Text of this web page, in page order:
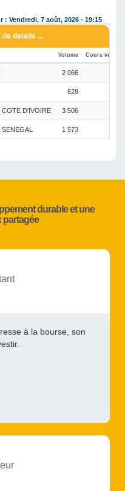
: Vendredi, 7 août, 2026 - 19:15
Volume Cours veille
2 066
628
COTE D'IVOIRE 3 506
1 573
durable et une
partagée
à la bourse, son